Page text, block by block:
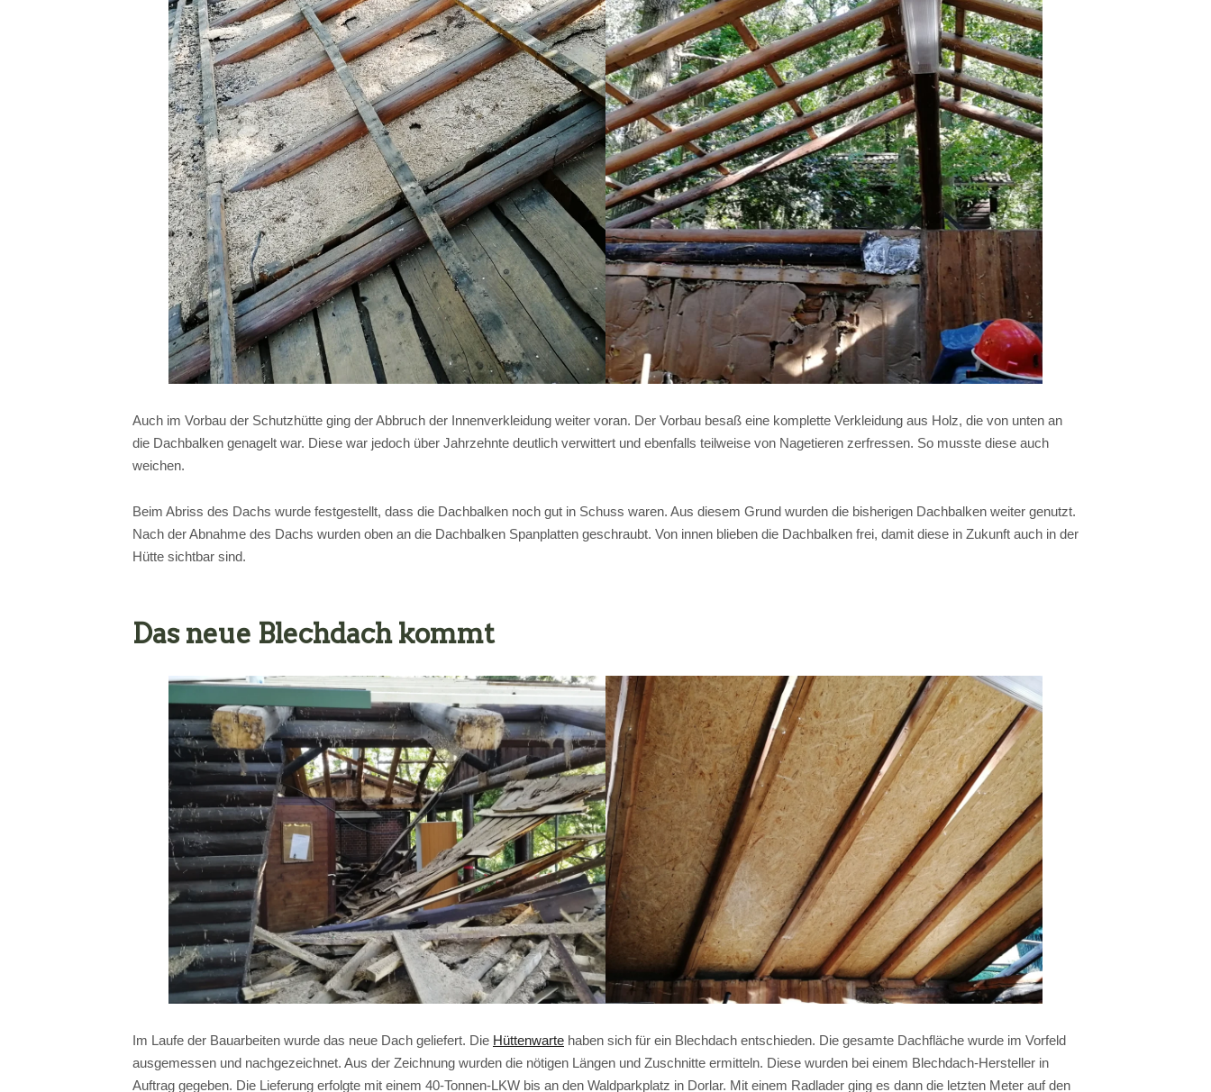
Auch im Vorbau der Schutzhütte ging der Abbruch der Innenverkleidung weiter voran. Der Vorbau besaß eine komplette Verkleidung aus Holz, die von unten an
die Dachbalken genagelt war. Diese war jedoch über Jahrzehnte deutlich verwittert und ebenfalls teilweise von Nagetieren zerfressen. So musste diese auch
weichen.
Beim Abriss des Dachs wurde festgestellt, dass die Dachbalken noch gut in Schuss waren. Aus diesem Grund wurden die bisherigen Dachbalken weiter genutzt.
Nach der Abnahme des Dachs wurden oben an die Dachbalken Spanplatten geschraubt. Von innen blieben die Dachbalken frei, damit diese in Zukunft auch in der
Hütte sichtbar sind.
Das neue Blechdach kommt
Im Laufe der Bauarbeiten wurde das neue Dach geliefert. Die Hüttenwarte haben sich für ein Blechdach entschieden. Die gesamte Dachfläche wurde im Vorfeld
ausgemessen und nachgezeichnet. Aus der Zeichnung wurden die nötigen Längen und Zuschnitte ermitteln. Diese wurden bei einem Blechdach-Hersteller in
Auftrag gegeben. Die Lieferung erfolgte mit einem 40-Tonnen-LKW bis an den Waldparkplatz in Dorlar. Mit einem Radlader ging es dann die letzten Meter auf den